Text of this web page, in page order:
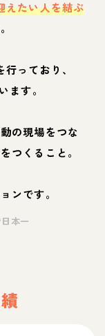
えたい人を結ぶ
っており、
ます。
の現場をつな
つくること。
ンです。
本一